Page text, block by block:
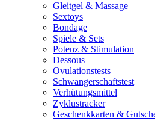
Gleitgel & Massage
Sextoys
Bondage
Spiele & Sets
Potenz & Stimulation
Dessous
Ovulationstests
Schwangerschaftstest
Verhütungsmittel
Zyklustracker
Geschenkkarten &